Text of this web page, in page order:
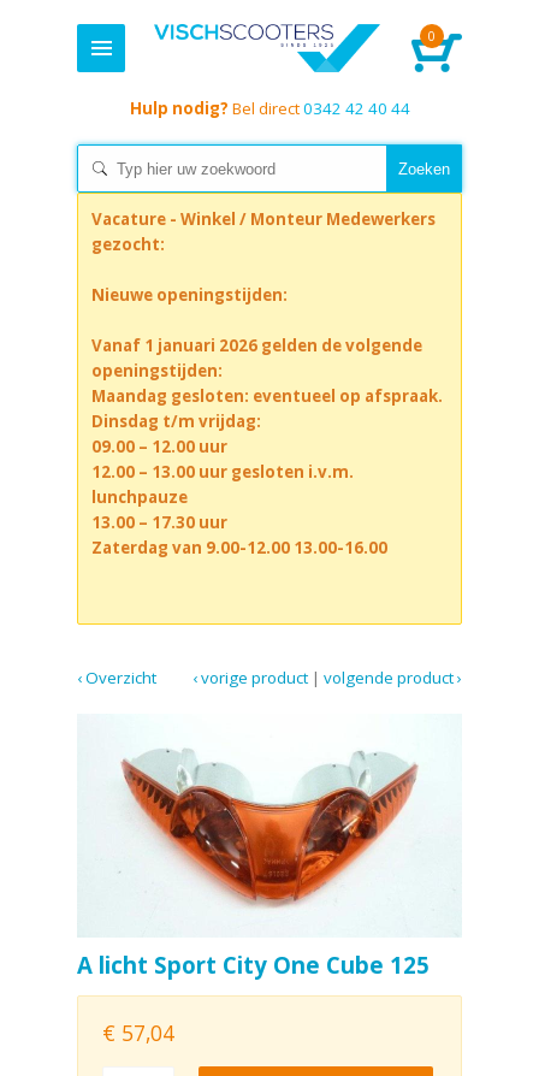
0
Hulp nodig? Bel direct0342 42 40 44
Vacature - Winkel / Monteur Medewerkers
gezocht:
Nieuwe openingstijden:
Vanaf 1 januari 2026 gelden de volgende
openingstijden:
Maandag gesloten: eventueel op afspraak.
Dinsdag t/m vrijdag:
09.00 – 12.00 uur
12.00 – 13.00 uur gesloten i.v.m.
lunchpauze
13.00 – 17.30 uur
Zaterdag van 9.00-12.00 13.00-16.00
‹ Overzicht volgende product ›
|
‹ vorige product
A licht Sport City One Cube 125
€ 57,04